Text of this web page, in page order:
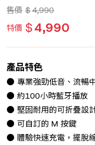
售價 $4,990
特價 $4,990
產品特色
● 專業強勁低音、流暢
● 約100小時藍牙播放
● 堅固耐用的可折疊設
● 可自訂的 M 按鍵
● 體驗快速充電，擺脫